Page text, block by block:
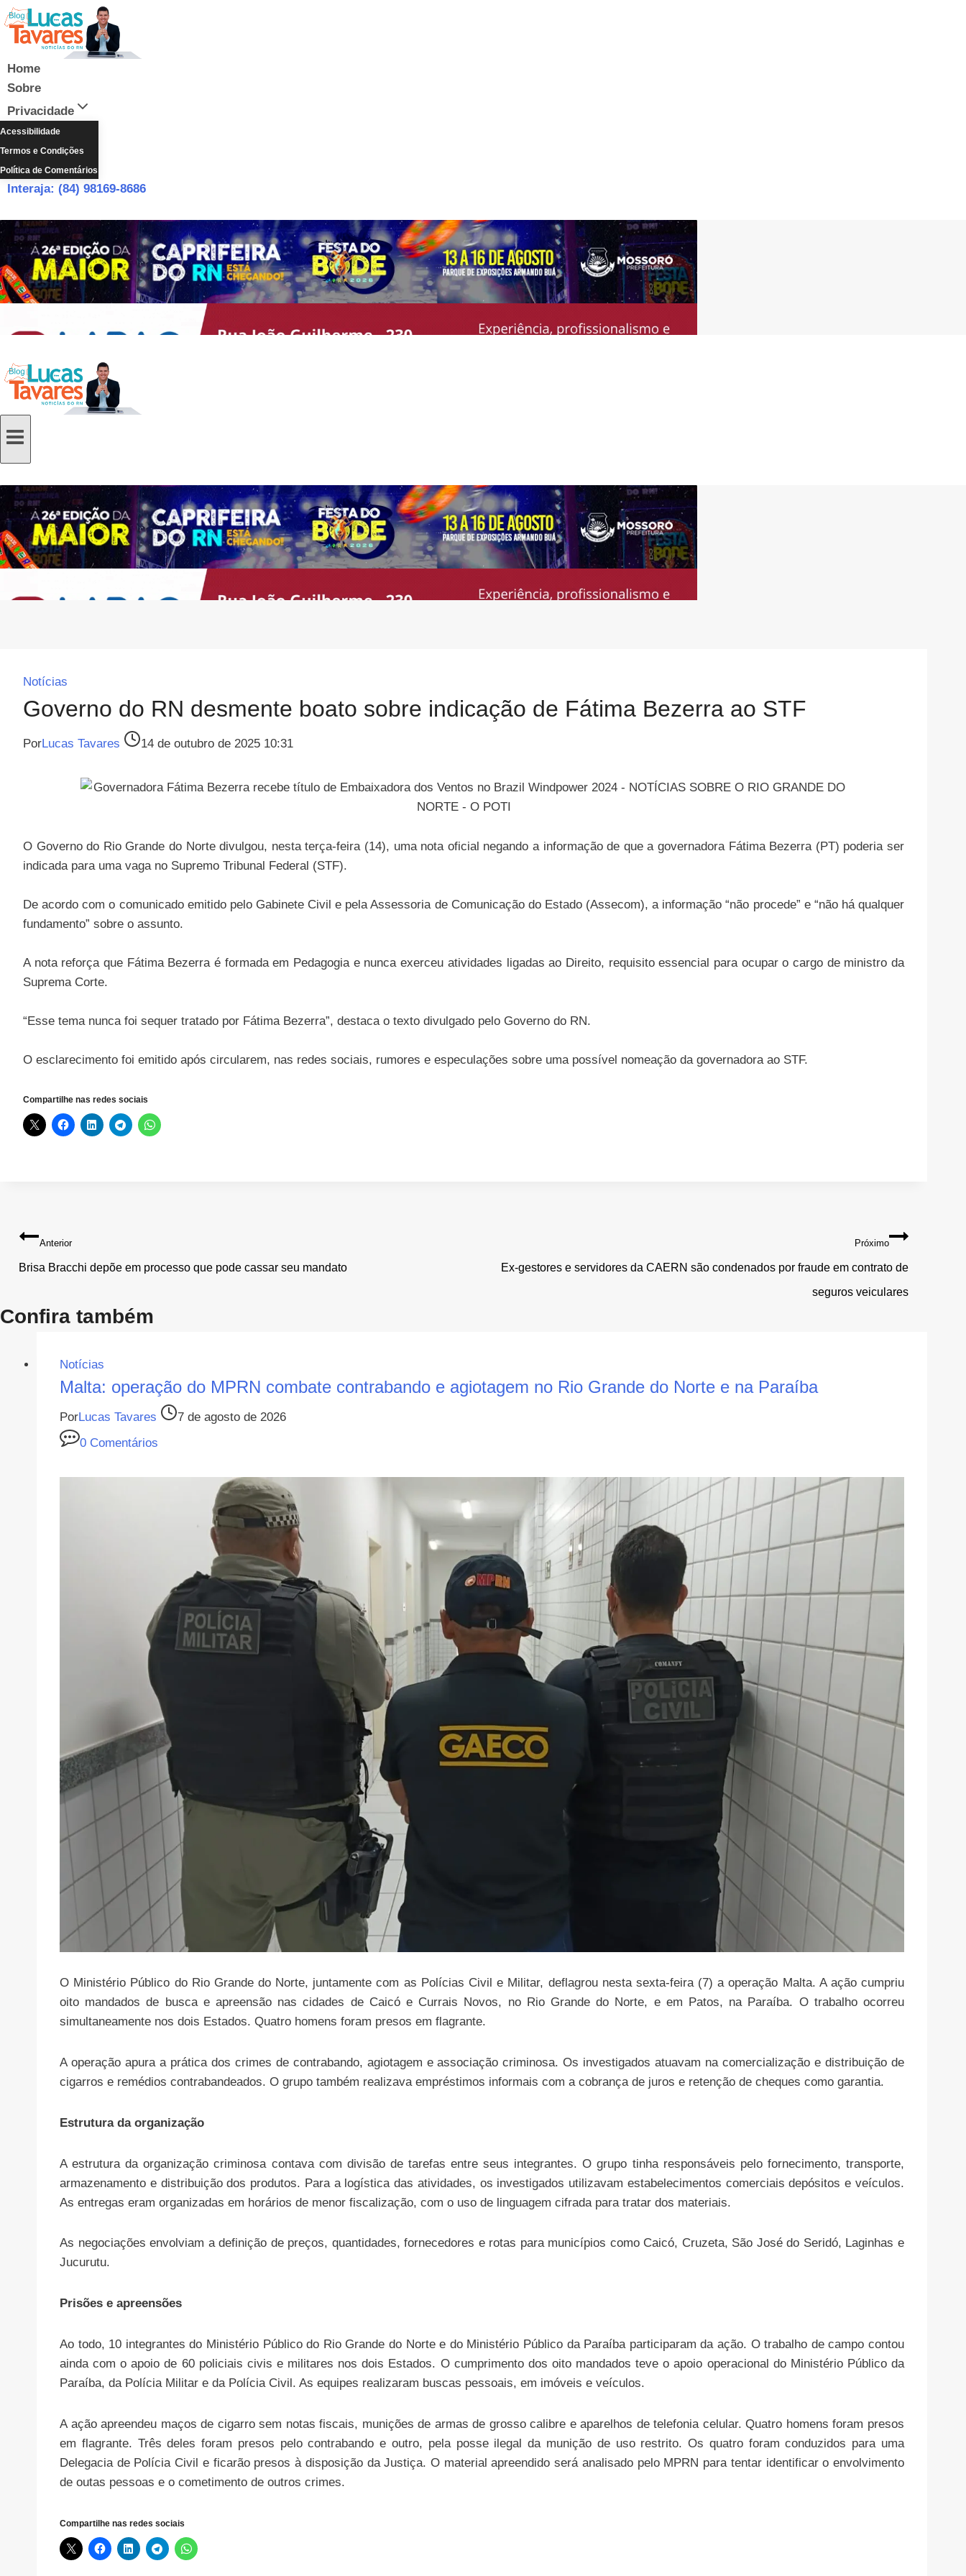
Pular
para
Conteúdo
Home
Sobre
Privacidade
Acessibilidade
Termos e Condições
Política de Comentários
Interaja: (84) 98169-8686
Notícias
Governo do RN desmente boato sobre indicação de Fátima Bezerra ao STF
PorLucas Tavares 14 de outubro de 2025 10:31
O Governo do Rio Grande do Norte divulgou, nesta terça-feira (14), uma nota oficial negando a informação de que a governadora Fátima Bezerra (PT) poderia ser
indicada para uma vaga no Supremo Tribunal Federal (STF).
De acordo com o comunicado emitido pelo Gabinete Civil e pela Assessoria de Comunicação do Estado (Assecom), a informação “não procede” e “não há qualquer
fundamento” sobre o assunto.
A nota reforça que Fátima Bezerra é formada em Pedagogia e nunca exerceu atividades ligadas ao Direito, requisito essencial para ocupar o cargo de ministro da
Suprema Corte.
“Esse tema nunca foi sequer tratado por Fátima Bezerra”, destaca o texto divulgado pelo Governo do RN.
O esclarecimento foi emitido após circularem, nas redes sociais, rumores e especulações sobre uma possível nomeação da governadora ao STF.
Compartilhe nas redes sociais
Navegação
de
Anterior
Brisa Bracchi depõe em processo que pode cassar seu mandato
Próximo
Ex-gestores e servidores da CAERN são condenados por fraude em contrato de
seguros veiculares
Confira também
Notícias
Malta: operação do MPRN combate contrabando e agiotagem no Rio Grande do Norte e na Paraíba
PorLucas Tavares
7 de agosto de 2026
0 Comentários
O Ministério Público do Rio Grande do Norte, juntamente com as Polícias Civil e Militar, deflagrou nesta sexta-feira (7) a operação Malta. A ação cumpriu
oito mandados de busca e apreensão nas cidades de Caicó e Currais Novos, no Rio Grande do Norte, e em Patos, na Paraíba. O trabalho ocorreu
simultaneamente nos dois Estados. Quatro homens foram presos em flagrante.
A operação apura a prática dos crimes de contrabando, agiotagem e associação criminosa. Os investigados atuavam na comercialização e distribuição de
cigarros e remédios contrabandeados. O grupo também realizava empréstimos informais com a cobrança de juros e retenção de cheques como garantia.
Estrutura da organização
A estrutura da organização criminosa contava com divisão de tarefas entre seus integrantes. O grupo tinha responsáveis pelo fornecimento, transporte,
armazenamento e distribuição dos produtos. Para a logística das atividades, os investigados utilizavam estabelecimentos comerciais depósitos e veículos.
As entregas eram organizadas em horários de menor fiscalização, com o uso de linguagem cifrada para tratar dos materiais.
As negociações envolviam a definição de preços, quantidades, fornecedores e rotas para municípios como Caicó, Cruzeta, São José do Seridó, Laginhas e
Jucurutu.
Prisões e apreensões
Ao todo, 10 integrantes do Ministério Público do Rio Grande do Norte e do Ministério Público da Paraíba participaram da ação. O trabalho de campo contou
ainda com o apoio de 60 policiais civis e militares nos dois Estados. O cumprimento dos oito mandados teve o apoio operacional do Ministério Público da
Paraíba, da Polícia Militar e da Polícia Civil. As equipes realizaram buscas pessoais, em imóveis e veículos.
A ação apreendeu maços de cigarro sem notas fiscais, munições de armas de grosso calibre e aparelhos de telefonia celular. Quatro homens foram presos
em flagrante. Três deles foram presos pelo contrabando e outro, pela posse ilegal da munição de uso restrito. Os quatro foram conduzidos para uma
Delegacia de Polícia Civil e ficarão presos à disposição da Justiça. O material apreendido será analisado pelo MPRN para tentar identificar o envolvimento
de outas pessoas e o cometimento de outros crimes.
Compartilhe nas redes sociais